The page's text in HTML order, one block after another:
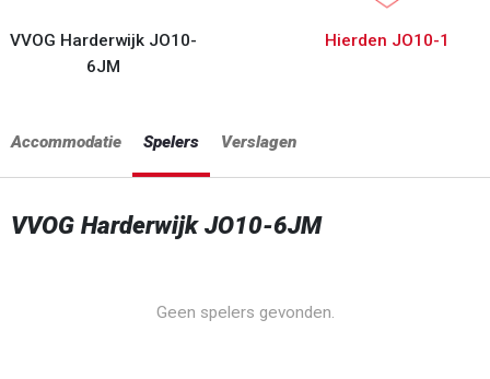
VVOG Harderwijk JO10-
6JM
Hierden JO10-1
Accommodatie Spelers Verslagen
VVOG Harderwijk JO10-6JM
Geen spelers gevonden.